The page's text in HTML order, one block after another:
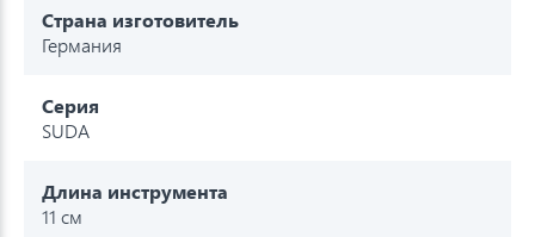
Страна изготовитель
Германия
Серия
SUDA
Длина инструмента
11 см